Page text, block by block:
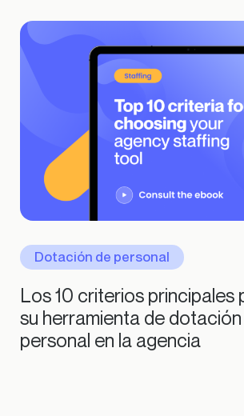
Dotación de personal
Los 10 criterios principales para elegir
su herramienta de
personal en la agencia